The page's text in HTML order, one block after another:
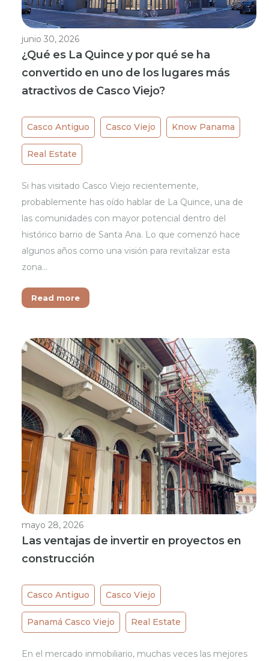
junio 30, 2026
¿Qué es La Quince y por qué se ha
convertido en uno de los lugares más
atractivos de Casco Viejo?
Casco Antiguo Casco Viejo Know Panama
Real Estate
Si has visitado Casco Viejo recientemente,
probablemente has oído hablar de La Quince, una de
las comunidades con mayor potencial dentro del
histórico barrio de Santa Ana. Lo que comenzó hace
algunos años como una visión para revitalizar esta
zona…
Read more
mayo 28, 2026
Las ventajas de invertir en proyectos en
construcción
Casco Antiguo Casco Viejo
Panamá Casco Viejo Real Estate
En el mercado inmobiliario, muchas veces las mejores